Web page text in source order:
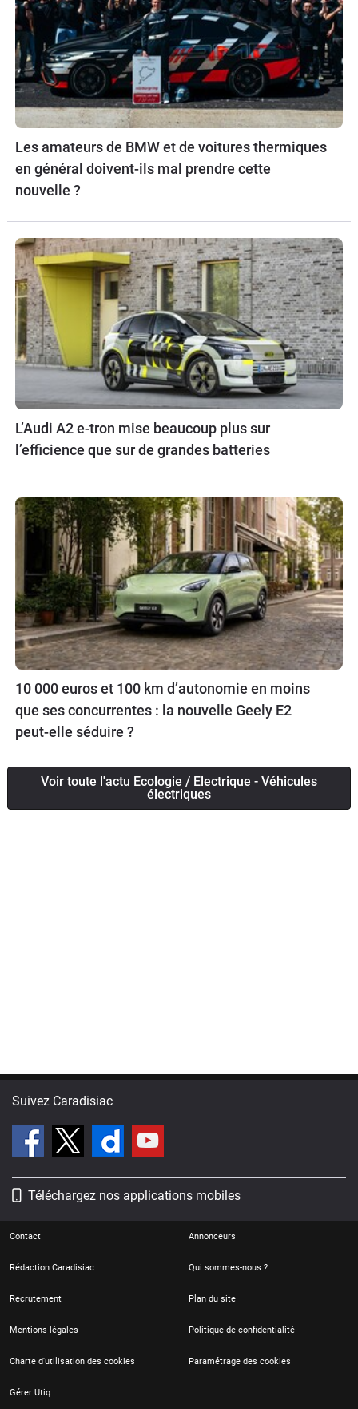
Les amateurs de BMW et de voitures thermiques
en général doivent-ils mal prendre cette
nouvelle ?
L’Audi A2 e-tron mise beaucoup plus sur
l’efficience que sur de grandes batteries
10 000 euros et 100 km d’autonomie en moins
que ses concurrentes : la nouvelle Geely E2
peut-elle séduire ?
Voir toute l'actu Ecologie / Electrique - Véhicules
électriques
Suivez Caradisiac
Téléchargez nos applications mobiles
Contact Annonceurs
Rédaction Caradisiac Qui sommes-nous ?
Recrutement Plan du site
Mentions légales Politique de confidentialité
Charte d'utilisation des cookies Paramétrage des cookies
Gérer Utiq